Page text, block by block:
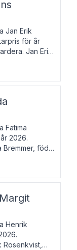
Jan Erik
för år
Jan Erik
Han är
Fatima
2026.
Bremmer, född
i fjol med
Henrik